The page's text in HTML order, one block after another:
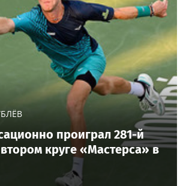
проиграл 281-й
круге «Мастерса» в